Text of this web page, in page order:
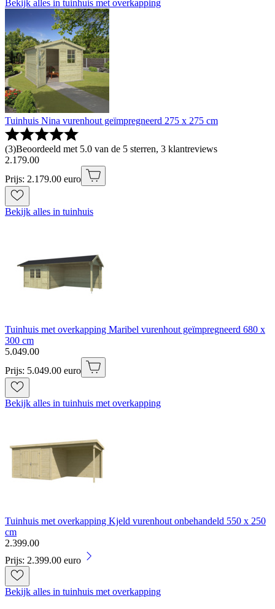
Bekijk alles in tuinhuis met overkapping
Tuinhuis Nina vurenhout geïmpregneerd 275 x 275 cm
(3)Beoordeeld met 5.0 van de 5 sterren, 3 klantreviews
2.179.00
Prijs: 2.179.00 euro
Bekijk alles in tuinhuis
Tuinhuis met overkapping Maribel vurenhout geïmpregneerd 680 x
300 cm
5.049.00
Prijs: 5.049.00 euro
Bekijk alles in tuinhuis met overkapping
Tuinhuis met overkapping Kjeld vurenhout onbehandeld 550 x 250
cm
2.399.00
Prijs: 2.399.00 euro
Bekijk alles in tuinhuis met overkapping